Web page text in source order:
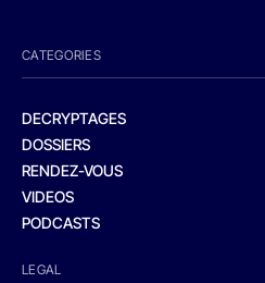
CATEGORIES
DECRYPTAGES
DOSSIERS
RENDEZ-VOUS
VIDEOS
PODCASTS
LEGAL